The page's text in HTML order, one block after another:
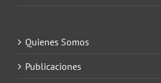
Quienes Somos
Publicaciones